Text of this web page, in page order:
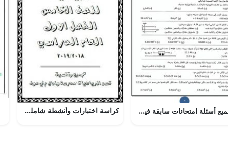
تجميع أسئلة امتحانات سابقة فيز 102 كراسة اختبارات وأنشطة شاملة (رياضيات) الخامس